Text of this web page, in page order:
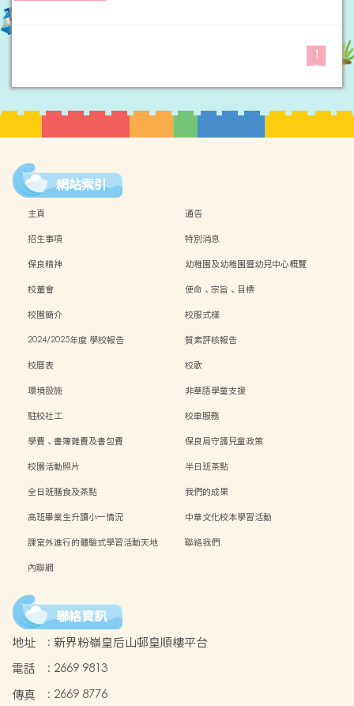
1
網站索引
主頁
通告
招生事項
特別消息
保良精神
幼稚園及幼稚園暨幼兒中心概覽
校董會
使命、宗旨、目標
校園簡介
校服式樣
2024/2025年度 學校報告
質素評核報告
校曆表
校歌
環境設施
非華語學童支援
駐校社工
校車服務
學費、書簿雜費及書包費
保良局守護兒童政策
校園活動照片
半日班茶點
全日班膳食及茶點
我們的成果
高班畢業生升讀小一情況
中華文化校本學習活動
課室外進行的體驗式學習活動天地
聯絡我們
內聯網
聯絡資訊
地址 : 新界粉嶺皇后山邨皇順樓平台
電話
: 2669 9813
傳真
: 2669 8776